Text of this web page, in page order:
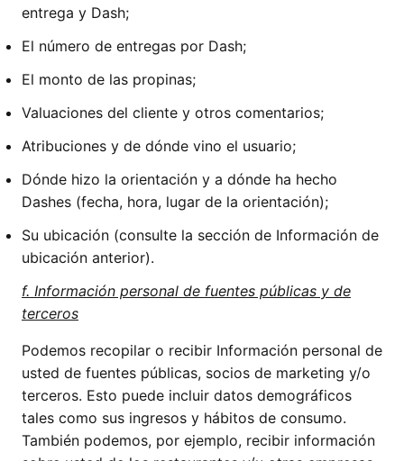
entrega y Dash;
El número de entregas por Dash;
El monto de las propinas;
Valuaciones del cliente y otros comentarios;
Atribuciones y de dónde vino el usuario;
Dónde hizo la orientación y a dónde ha hecho
Dashes (fecha, hora, lugar de la orientación);
Su ubicación (consulte la sección de Información de
ubicación anterior).
f. Información personal de fuentes públicas y de
terceros
Podemos recopilar o recibir Información personal de
usted de fuentes públicas, socios de marketing y/o
terceros. Esto puede incluir datos demográficos
tales como sus ingresos y hábitos de consumo.
También podemos, por ejemplo, recibir información